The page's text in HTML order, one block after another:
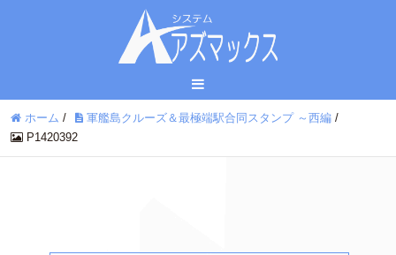
ホーム / 軍艦島クルーズ＆最極端駅合同スタンプ ～西編 /
P1420392